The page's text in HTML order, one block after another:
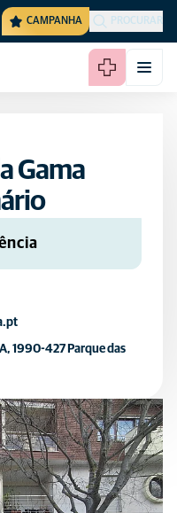
CAMPANHA PROCURAR
Gama
1990-427 Parque das